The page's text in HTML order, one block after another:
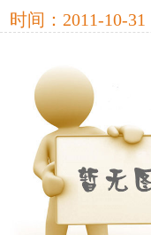
时间： 2011-10-31